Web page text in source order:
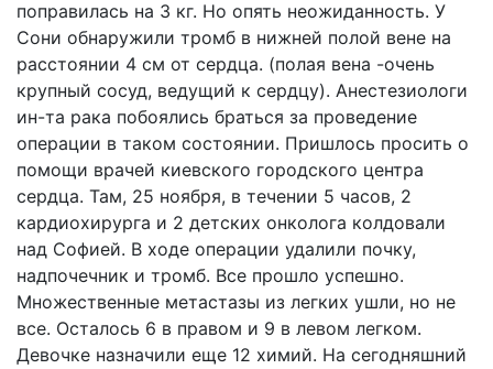
поправилась на 3 кг. Но опять неожиданность. У
Сони обнаружили тромб в нижней полой вене на
расстоянии 4 см от сердца. (полая вена -очень
крупный сосуд, ведущий к сердцу). Анестезиологи
ин-та рака побоялись браться за проведение
операции в таком состоянии. Пришлось просить о
помощи врачей киевского городского центра
сердца. Там, 25 ноября, в течении 5 часов, 2
кардиохирурга и 2 детских онколога колдовали
над Софией. В ходе операции удалили почку,
надпочечник и тромб. Все прошло успешно.
Множественные метастазы из легких ушли, но не
все. Осталось 6 в правом и 9 в левом легком.
Девочке назначили еще 12 химий. На сегодняшний